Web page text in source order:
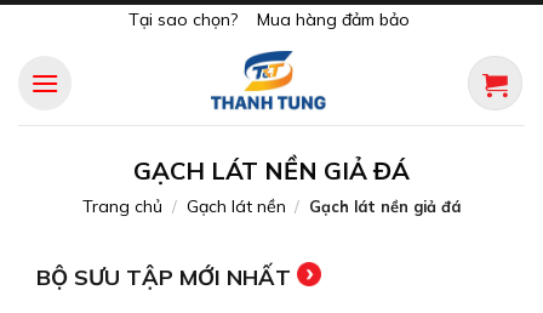
content
Tại sao chọn? Mua hàng đảm bảo
GẠCH LÁT NỀN GIẢ ĐÁ
Trang chủ / Gạch lát nền​ / Gạch lát nền giả đá
BỘ SƯU TẬP MỚI NHẤT